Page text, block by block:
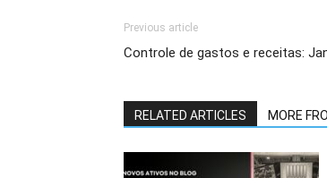
Previous article
Controle de gastos e receitas:
RELATED ARTICLES MORE